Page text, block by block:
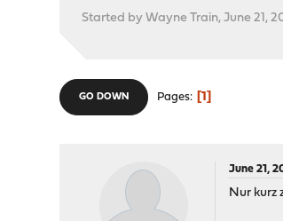
Started by Wayne Train, June 21,
GO DOWN Pages 1
June 21,
Nur kurz